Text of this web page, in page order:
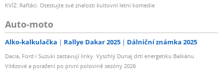
KVÍZ: Rafťáci. Otestujte své znalosti kultovní letní komedie
Auto-moto
Alko-kalkulačka Rallye Dakar 2025 Dálniční známka 2025
Dacia, Ford i Suzuki zastavují linky. Vyschlý Dunaj drtí energetiku Balkánu
Vítězové a poražení po první polovině sezóny 2026